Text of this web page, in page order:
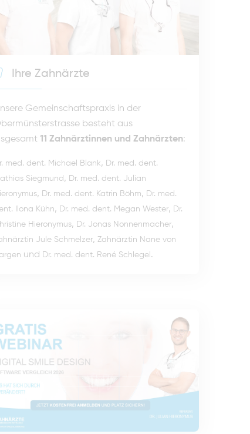
Ihre Zahnärzte
Gemeinschaftspraxis in der
besteht aus
11 Zahnärztinnen und Zahnärzten:
med. dent. Michael Blank, Dr. med. dent.
Siegmund , Dr. med. dent. Julian
, Dr. med. dent. Katrin Böhm, Dr. med.
Ilona Kühn, Dr. med. dent. Megan Wester, Dr.
Hieronymus, Dr. Jonas Nonnenmacher,
Jule Schmelzer, Zahnärztin Nane von
und Dr. med. dent. René Schlegel .